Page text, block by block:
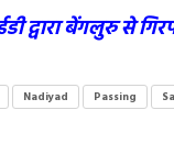
द्वारा बेंगलुरु से
Nadiyad Passing